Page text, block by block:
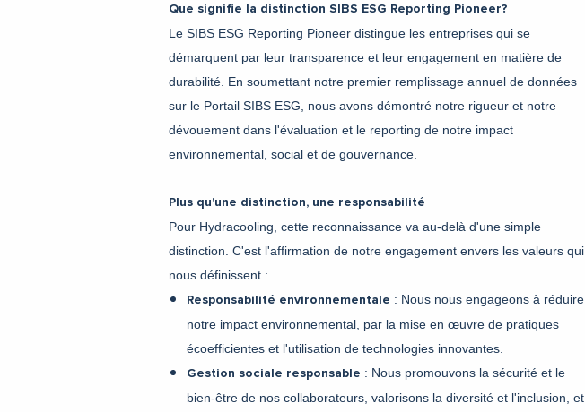
Que signifie la distinction SIBS ESG Reporting Pioneer?
Le SIBS ESG Reporting Pioneer distingue les entreprises qui se
démarquent par leur transparence et leur engagement en matière de
durabilité. En soumettant notre premier remplissage annuel de données
sur le Portail SIBS ESG, nous avons démontré notre rigueur et notre
dévouement dans l'évaluation et le reporting de notre impact
environnemental, social et de gouvernance.
Plus qu'une distinction, une responsabilité
Pour Hydracooling, cette reconnaissance va au-delà d'une simple
distinction. C'est l'affirmation de notre engagement envers les valeurs qui
nous définissent :
Responsabilité environnementale : Nous nous engageons à réduire
notre impact environnemental, par la mise en œuvre de pratiques
écoefficientes et l'utilisation de technologies innovantes.
Gestion sociale responsable : Nous promouvons la sécurité et le
bien-être de nos collaborateurs, valorisons la diversité et l'inclusion, et